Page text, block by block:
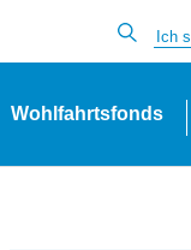
Wohlfahrtsfonds